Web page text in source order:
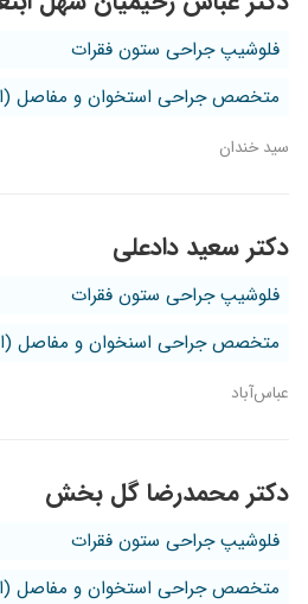
فلوشیپ جراحی ستون فقرات
متخصص جراحی استخوان و مفاصل
سید خندان
دکتر سعید دادعلی
فلوشیپ جراحی ستون فقرات
متخصص جراحی اسنخوان و مفاصل
عباس‌آباد
دکتر محمدرضا گل بخش
فلوشیپ جراحی ستون فقرات
متخصص جراحی استخوان و مفاصل